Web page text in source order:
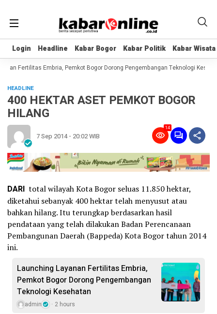
Login Headline Kabar Bogor Kabar Politik Kabar Wisata
Login Headline Kabar Bogor Kabar Politik Kabar Wisata
Fertilitas Embria, Pemkot Bogor Dorong Pengembangan Teknologi
HEADLINE
400 HEKTAR ASET PEMKOT BOGOR
HILANG
7 Sep 2014 - 20:02 WIB
14
DARI total wilayah Kota Bogor seluas 11.850 hektar,
diketahui sebanyak 400 hektar telah menyusut atau
bahkan hilang. Itu terungkap berdasarkan hasil
pendataan yang telah dilakukan Badan Perencanaan
Pembangunan Daerah (Bappeda) Kota Bogor tahun 2014
ini.
Launching Layanan Fertilitas Embria,
Pemkot Bogor Dorong Pengembangan
Teknologi Kesehatan
admin 2 hours